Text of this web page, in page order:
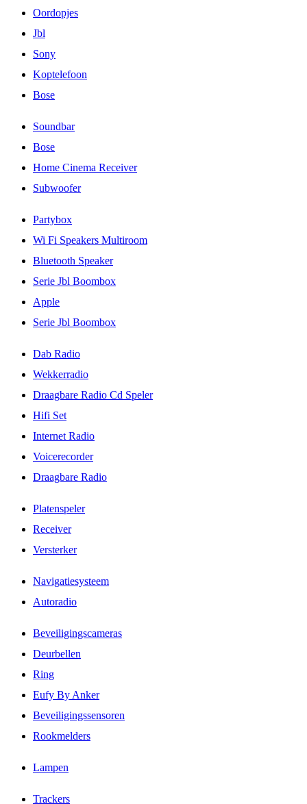
Oordopjes
Jbl
Sony
Koptelefoon
Bose
Soundbar
Bose
Home Cinema Receiver
Subwoofer
Partybox
Wi Fi Speakers Multiroom
Bluetooth Speaker
Serie Jbl Boombox
Apple
Serie Jbl Boombox
Dab Radio
Wekkerradio
Draagbare Radio Cd Speler
Hifi Set
Internet Radio
Voicerecorder
Draagbare Radio
Platenspeler
Receiver
Versterker
Navigatiesysteem
Autoradio
Beveiligingscameras
Deurbellen
Ring
Eufy By Anker
Beveiligingssensoren
Rookmelders
Lampen
Trackers